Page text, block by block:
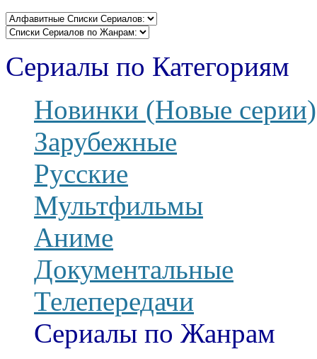
Сериалы по Категориям
Новинки (Новые серии)
Зарубежные
Русские
Мультфильмы
Аниме
Документальные
Телепередачи
Сериалы по Жанрам